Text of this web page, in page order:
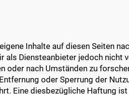
Inhalte auf diesen Seiten
als Diensteanbieter jedoch nicht
nach Umständen zu
oder Sperrung der
Eine diesbezügliche Haftung